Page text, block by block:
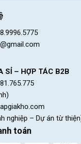
SỈ – HỢP TÁC B2B
nghiệp – Dự án từ
toán